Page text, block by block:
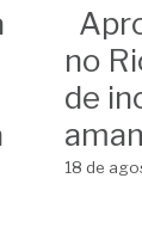
no
de
18 de